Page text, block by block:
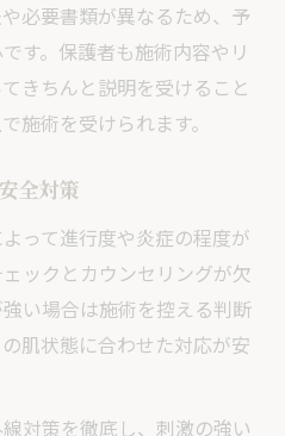
必要書類が異なるため、予
す。保護者も施術内容やリ
きちんと説明を受けること
施術を受けられます。
全対策
って進行度や炎症の程度が
ックとカウンセリングが欠
い場合は施術を控える判断
肌状態に合わせた対応が安
対策を徹底し、刺激の強い